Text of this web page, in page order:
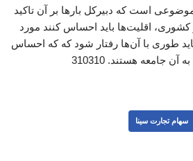
است که دبیرکل بارها بر آن تاکید
اقلیت‌ها باید احساس کنند مورد
طوری با آن‌ها رفتار شود که که احساس
آن جامعه هستند. 310310
سهام تجارت سینا